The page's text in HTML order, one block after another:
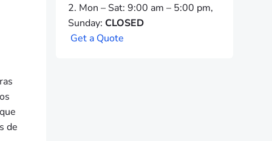
de
Mon – Sat: 9:00 am – 5:00 pm,
Sunday: CLOSED
Geta Quote